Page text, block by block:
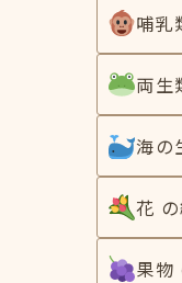
哺乳
両生
海の
花
果物